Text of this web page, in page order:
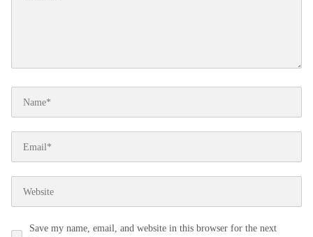
Save my name, email, and website in this browser for the next